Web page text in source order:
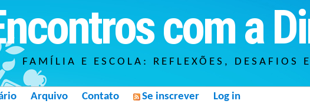
com a
FAMÍLIA E ESCOLA: REFLEXÕES, DESAFIOS
Arquivo Contato Se inscrever Log in